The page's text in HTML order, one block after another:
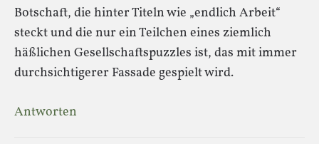
Botschaft, die hinter Titeln wie „endlich Arbeit“
steckt und die nur ein Teilchen eines ziemlich
häßlichen Gesellschaftspuzzles ist, das mit immer
durchsichtigerer Fassade gespielt wird.
Antworten